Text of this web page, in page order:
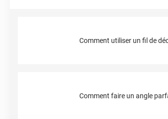
Comment utiliser un fil de
Comment faire un angle